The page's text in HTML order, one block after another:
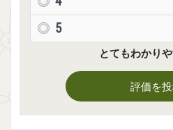
5
とてもわかり
評価を